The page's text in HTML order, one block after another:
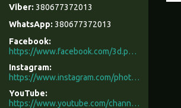
380677372013
380677372013
Facebook
https://www.facebook.com/3d.photodecor/
Instagram
https://www.instagram.com/photodecor.com.ua/
YouTube
https://www.youtube.com/channel/UCXCUerfqRY1Pw7-IptdbqyA/videos